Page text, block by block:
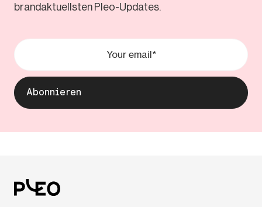
brandaktuellsten Pleo-Updates.